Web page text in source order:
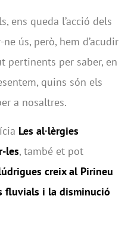
ens queda l’acció dels
ús, però, hem d’acudir
pertinents per saber, en
quins són els
a nosaltres.
Les al·lèrgies
les, també et pot
creix al Pirineu
fluvials i la disminució